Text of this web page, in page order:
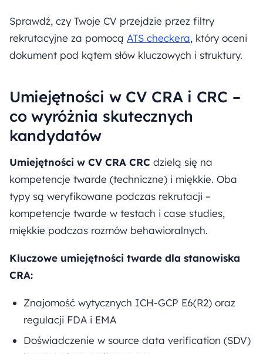
Sprawdź, czy Twoje CV przejdzie przez filtry
rekrutacyjne za pomocą ATS checkera, który oceni
dokument pod kątem słów kluczowych i struktury.
Umiejętności w CV CRA i CRC –
co wyróżnia skutecznych
kandydatów
Umiejętności w CV CRA CRC dzielą się na
kompetencje twarde (techniczne) i miękkie. Oba
typy są weryfikowane podczas rekrutacji –
kompetencje twarde w testach i case studies,
miękkie podczas rozmów behawioralnych.
Kluczowe umiejętności twarde dla stanowiska
CRA:
Znajomość wytycznych ICH-GCP E6(R2) oraz
regulacji FDA i EMA
Doświadczenie w source data verification (SDV)